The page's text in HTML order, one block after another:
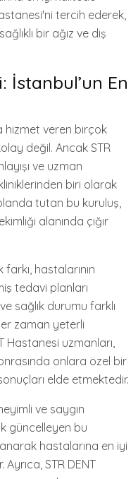
tercih ederek,
bir ağız ve diş
İstanbul’un En
hizmet veren birçok
değil. Ancak STR
ve uzman
biri olarak
tutan bu kuruluş,
alanında çığır
hastalarının
tedavi planları
sağlık durumu farklı
zaman yeterli
Hastanesi uzmanları,
onlara özel bir
elde etmektedir.
ve saygın
güncelleyen bu
hastalarına en iyi
STR DENT